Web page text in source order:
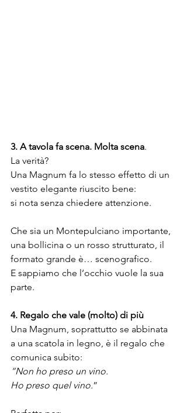
3. A tavola fa scena. Molta scena.
La verità?
Una Magnum fa lo stesso effetto di un
vestito elegante riuscito bene:
si nota senza chiedere attenzione.
Che sia un Montepulciano importante,
una bollicina o un rosso strutturato, il
formato grande è… scenografico.
E sappiamo che l’occhio vuole la sua
parte.
4. Regalo che vale (molto) di più
Una Magnum, soprattutto se abbinata
a una scatola in legno, è il regalo che
comunica subito:
“Non ho preso un vino.
Ho preso quel vino.”